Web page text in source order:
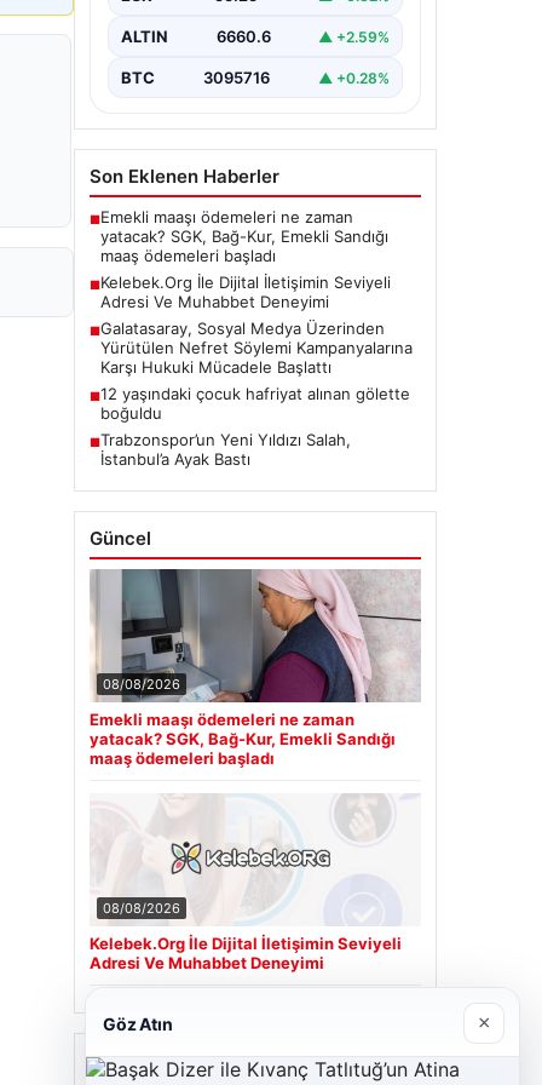
ALTIN 6660.6 ▲ +2.59%
BTC 3095716 ▲ +0.28%
Son Eklenen Haberler
■Emekli maaşı ödemeleri ne zaman
yatacak? SGK, Bağ-Kur, Emekli Sandığı
maaş ödemeleri başladı
■Kelebek.Org İle Dijital İletişimin Seviyeli
Adresi Ve Muhabbet Deneyimi
■Galatasaray, Sosyal Medya Üzerinden
Yürütülen Nefret Söylemi Kampanyalarına
Karşı Hukuki Mücadele Başlattı
■12 yaşındaki çocuk hafriyat alınan gölette
boğuldu
■Trabzonspor’un Yeni Yıldızı Salah,
İstanbul’a Ayak Bastı
Güncel
08/08/2026
Emekli maaşı ödemeleri ne zaman
yatacak? SGK, Bağ-Kur, Emekli Sandığı
maaş ödemeleri başladı
08/08/2026
Kelebek.Org İle Dijital İletişimin Seviyeli
Adresi Ve Muhabbet Deneyimi
Son Eklenen Firmalar
Göz Atın ×